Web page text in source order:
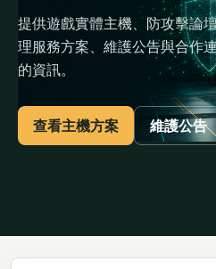
提供遊戲實體主機、防攻擊論
理服務方案、維護公告與合作
的資訊。
查看主機方案 維護公告